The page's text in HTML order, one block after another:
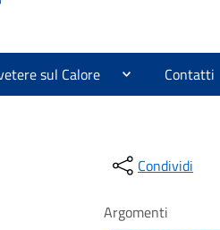
sul Calore Contatti
Condividi
Argomenti